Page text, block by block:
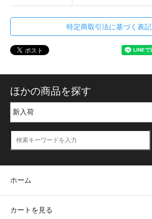
特定商取引法に基づく表記
ほかの商品を探す
ホーム
カートを見る